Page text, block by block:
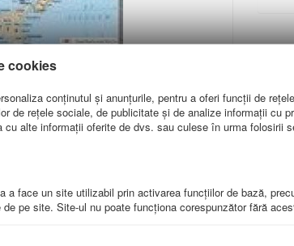
cookies
conținutul și anunțurile, pentru a oferi funcții de
de rețele sociale, de publicitate și de analize informații cu
alte informații oferite de dvs. sau culese în urma folosirii
a face un site utilizabil prin activarea funcţiilor de bază,
pe site. Site-ul nu poate funcţiona corespunzător fără